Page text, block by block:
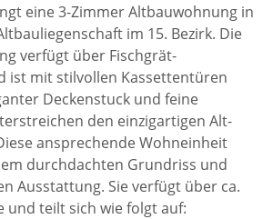
eine 3-Zimmer Altbauwohnung in
im 15. Bezirk. Die
verfügt über Fischgrät-
ist mit stilvollen Kassettentüren
Deckenstuck und feine
den einzigartigen Alt-
ansprechende Wohneinheit
durchdachten Grundriss und
Ausstattung. Sie verfügt über ca.
und teilt sich wie folgt auf: